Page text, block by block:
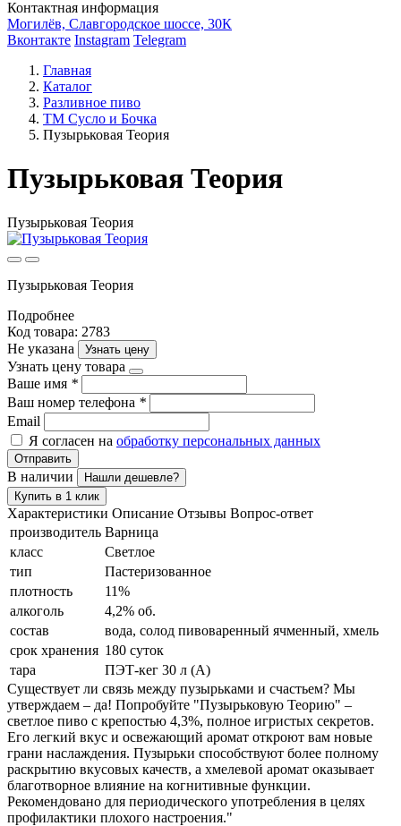
Контактная информация
Могилёв, Славгородское шоссе, 30К
Вконтакте Instagram Telegram
Главная
Каталог
Разливное пиво
ТМ Сусло и Бочка
Пузырьковая Теория
Пузырьковая Теория
Пузырьковая Теория
Пузырьковая Теория
Подробнее
Код товара: 2783
Не указана
Узнать цену
Узнать цену товара
Ваше имя *
Ваш номер телефона *
Email
Я согласен на обработку персональных данных
Отправить
В наличии
Нашли дешевле?
Купить в 1 клик
Характеристики Описание Отзывы Вопрос-ответ
производитель Варница
класс
Светлое
тип
Пастеризованное
плотность
11%
алкоголь
4,2% об.
состав
вода, солод пивоваренный ячменный, хмель
срок хранения 180 суток
тара
ПЭТ-кег 30 л (А)
Существует ли связь между пузырьками и счастьем? Мы
утверждаем – да! Попробуйте "Пузырьковую Теорию" –
светлое пиво с крепостью 4,3%, полное игристых секретов.
Его легкий вкус и освежающий аромат откроют вам новые
грани наслаждения. Пузырьки способствуют более полному
раскрытию вкусовых качеств, а хмелевой аромат оказывает
благотворное влияние на когнитивные функции.
Рекомендовано для периодического употребления в целях
профилактики плохого настроения."